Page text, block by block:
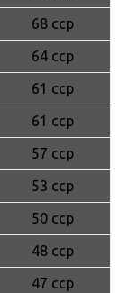
68 ccp
64 ccp
61 ccp
61 ccp
57 ccp
53 ccp
50 ccp
48 ccp
47 ccp